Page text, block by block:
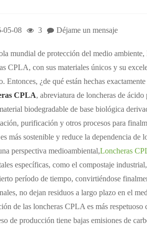
05-08 3 Déjame un mensaje
mundial de protección del medio
CPLA, con sus materiales únicos y su
Entonces, ¿de qué están hechas
CPLA, abreviatura de loncheras de
biodegradable de base biológica
purificación y otros procesos para
más sostenible y reduce la dependencia de
perspectiva medioambiental,Loncheras
específicas, como el compostaje
período de tiempo, convirtiéndose
no dejan residuos a largo plazo en el
de las loncheras CPLA es más
de producción tiene bajas emisiones de